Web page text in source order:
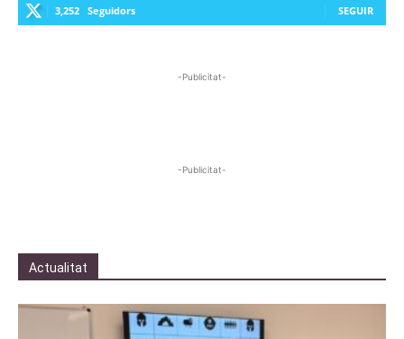
3,252 Seguidors SEGUIR
-Publicitat-
-Publicitat-
Actualitat